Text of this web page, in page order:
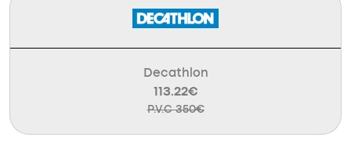
Decathlon
113.22€
P.V.C 350€